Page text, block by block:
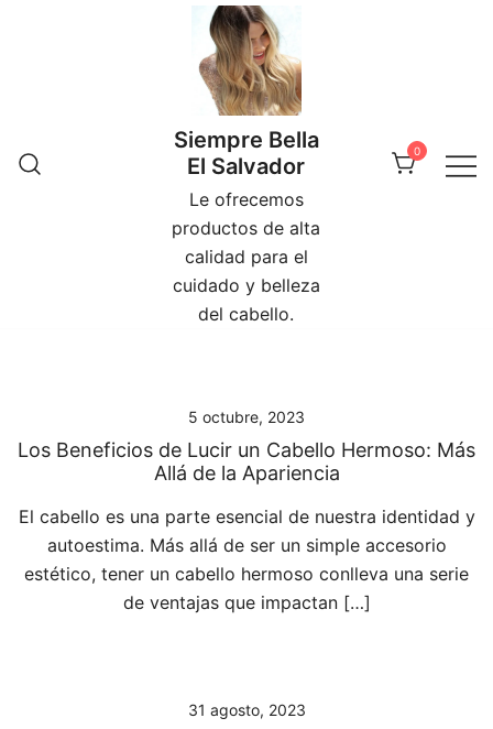
Siempre Bella
El Salvador
Le ofrecemos
productos de alta
calidad para el
cuidado y belleza
del cabello.
0
5 octubre, 2023
Los Beneficios de Lucir un Cabello Hermoso: Más
Allá de la Apariencia
El cabello es una parte esencial de nuestra identidad y
autoestima. Más allá de ser un simple accesorio
estético, tener un cabello hermoso conlleva una serie
de ventajas que impactan […]
31 agosto, 2023